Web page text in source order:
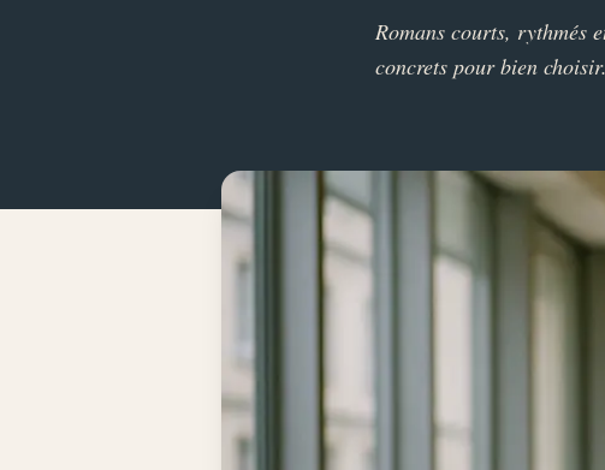
Romans courts, rythmés
concrets pour bien choisir.